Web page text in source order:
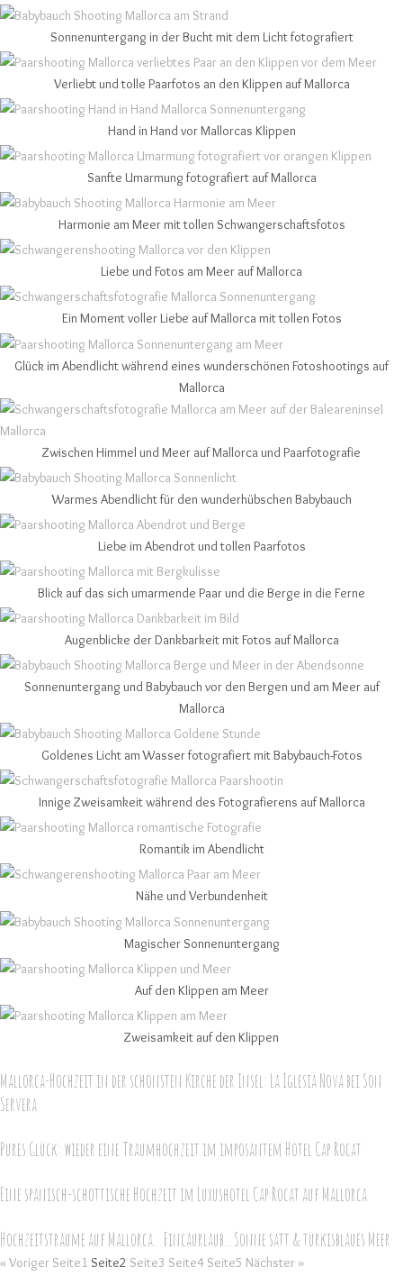
Sonnenuntergang in der Bucht mit dem Licht fotografiert
Verliebt und tolle Paarfotos an den Klippen auf Mallorca
Hand in Hand vor Mallorcas Klippen
Sanfte Umarmung fotografiert auf Mallorca
Harmonie am Meer mit tollen Schwangerschaftsfotos
Liebe und Fotos am Meer auf Mallorca
Ein Moment voller Liebe auf Mallorca mit tollen Fotos
Glück im Abendlicht während eines wunderschönen Fotoshootings auf
Mallorca
Zwischen Himmel und Meer auf Mallorca und Paarfotografie
Warmes Abendlicht für den wunderhübschen Babybauch
Liebe im Abendrot und tollen Paarfotos
Blick auf das sich umarmende Paar und die Berge in die Ferne
Augenblicke der Dankbarkeit mit Fotos auf Mallorca
Sonnenuntergang und Babybauch vor den Bergen und am Meer auf
Mallorca
Goldenes Licht am Wasser fotografiert mit Babybauch-Fotos
Innige Zweisamkeit während des Fotografierens auf Mallorca
Romantik im Abendlicht
Nähe und Verbundenheit
Magischer Sonnenuntergang
Auf den Klippen am Meer
Zweisamkeit auf den Klippen
Mallorca-Hochzeit in der schönsten Kirche der Insel: La Iglesia Nova bei Son
Servera
Pures Glück: wieder eine Traumhochzeit im imposantem Hotel Cap Rocat
Eine spanisch-schottische Hochzeit im Luxushotel Cap Rocat auf Mallorca
Hochzeitsträume auf Mallorca…Fincaurlaub…Sonne satt & türkisblaues Meer
« Voriger Seite1 Seite2 Seite3 Seite4 Seite5 Nächster »